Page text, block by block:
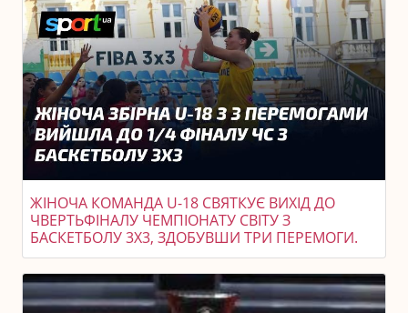
ЖІНОЧА КОМАНДА U-18 СВЯТКУЄ ВИХІД ДО
ЧВЕРТЬФІНАЛУ ЧЕМПІОНАТУ СВІТУ З
БАСКЕТБОЛУ 3X3, ЗДОБУВШИ ТРИ ПЕРЕМОГИ.